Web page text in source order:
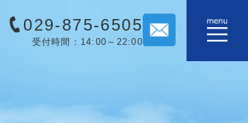
029-875-6505
受付時間：14:00～22:00